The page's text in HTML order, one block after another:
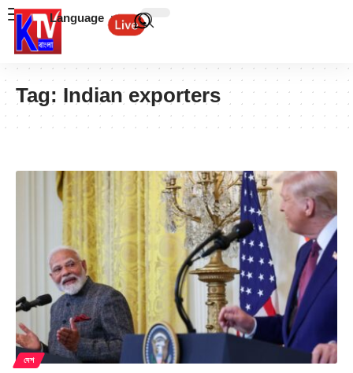
Language
Tag: Indian exporters
দেশ